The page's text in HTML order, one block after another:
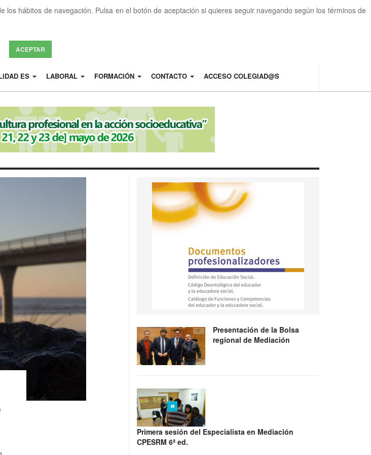
hábitos de navegación. Pulsa en el botón de aceptación si quieres seguir navegando según los términos de
ACEPTAR
ES LABORAL FORMACIÓN CONTACTO ACCESO COLEGIAD@S
Presentación de la Bolsa
regional de Mediación
Primera sesión del Especialista en Mediación
CPESRM 6ª ed.